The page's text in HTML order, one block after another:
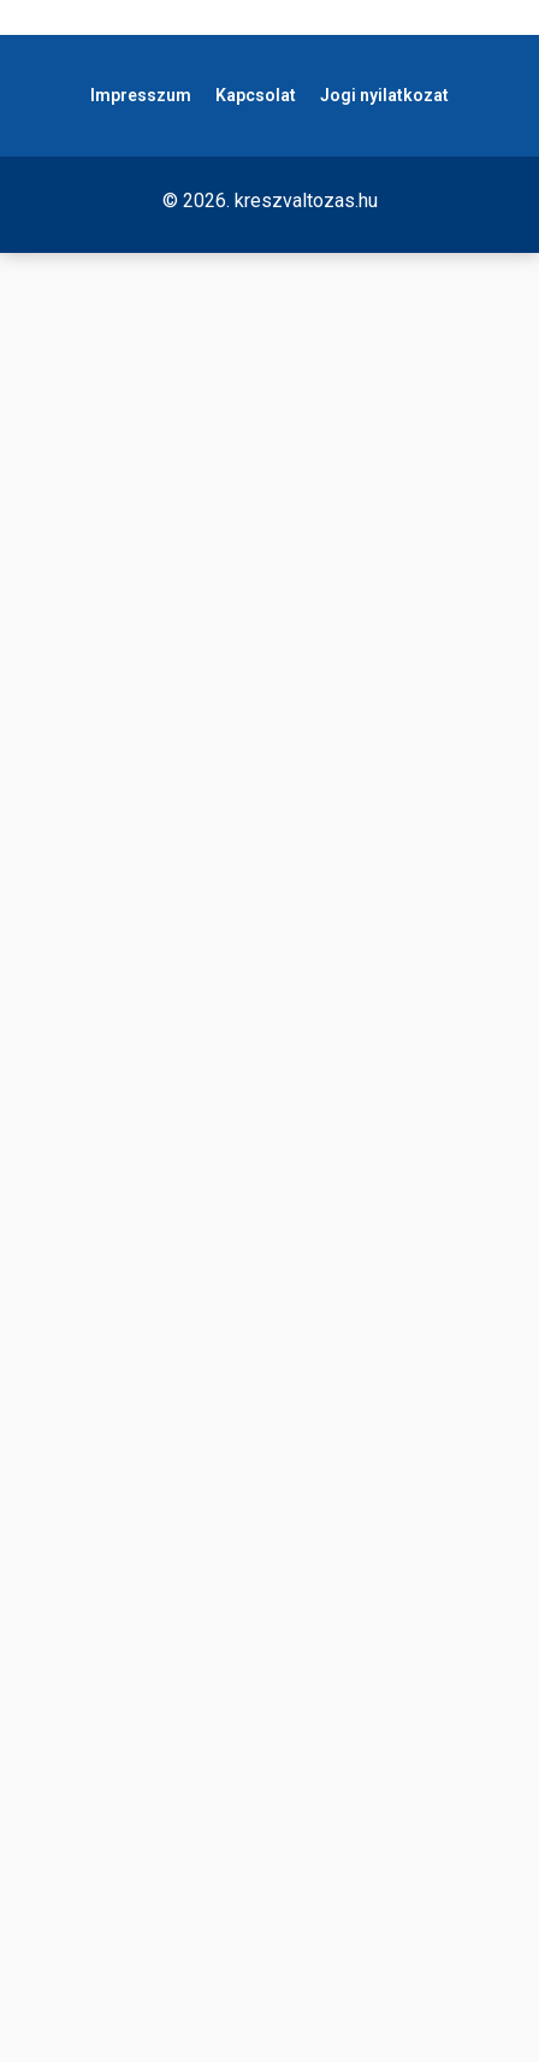
Impresszum Kapcsolat Jogi nyilatkozat
© 2026. kreszvaltozas.hu